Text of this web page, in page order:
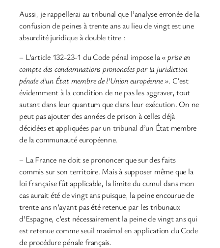
Aussi, je rappellerai au tribunal que l’analyse erronée de la
confusion de peines à trente ans au lieu de vingt est une
absurdité juridique à double titre :
– L’article 132-23-1 du Code pénal impose la« prise en
compte des condamnations prononcées par la juridiction
pénale d’un État membre de l’Union européenne ». C’est
évidemment à la condition de ne pas les aggraver, tout
autant dans leur quantum que dans leur exécution. On ne
peut pas ajouter des années de prison à celles déjà
décidées et appliquées par un tribunal d’un État membre
de la communauté européenne.
– La France ne doit se prononcer que sur des faits
commis sur son territoire. Mais à supposer même que la
loi française fût applicable, la limite du cumul dans mon
cas aurait été de vingt ans puisque, la peine encourue de
trente ans n’ayant pas été retenue par les tribunaux
d’Espagne, c’est nécessairement la peine de vingt ans qui
est retenue comme seuil maximal en application du Code
de procédure pénale français.